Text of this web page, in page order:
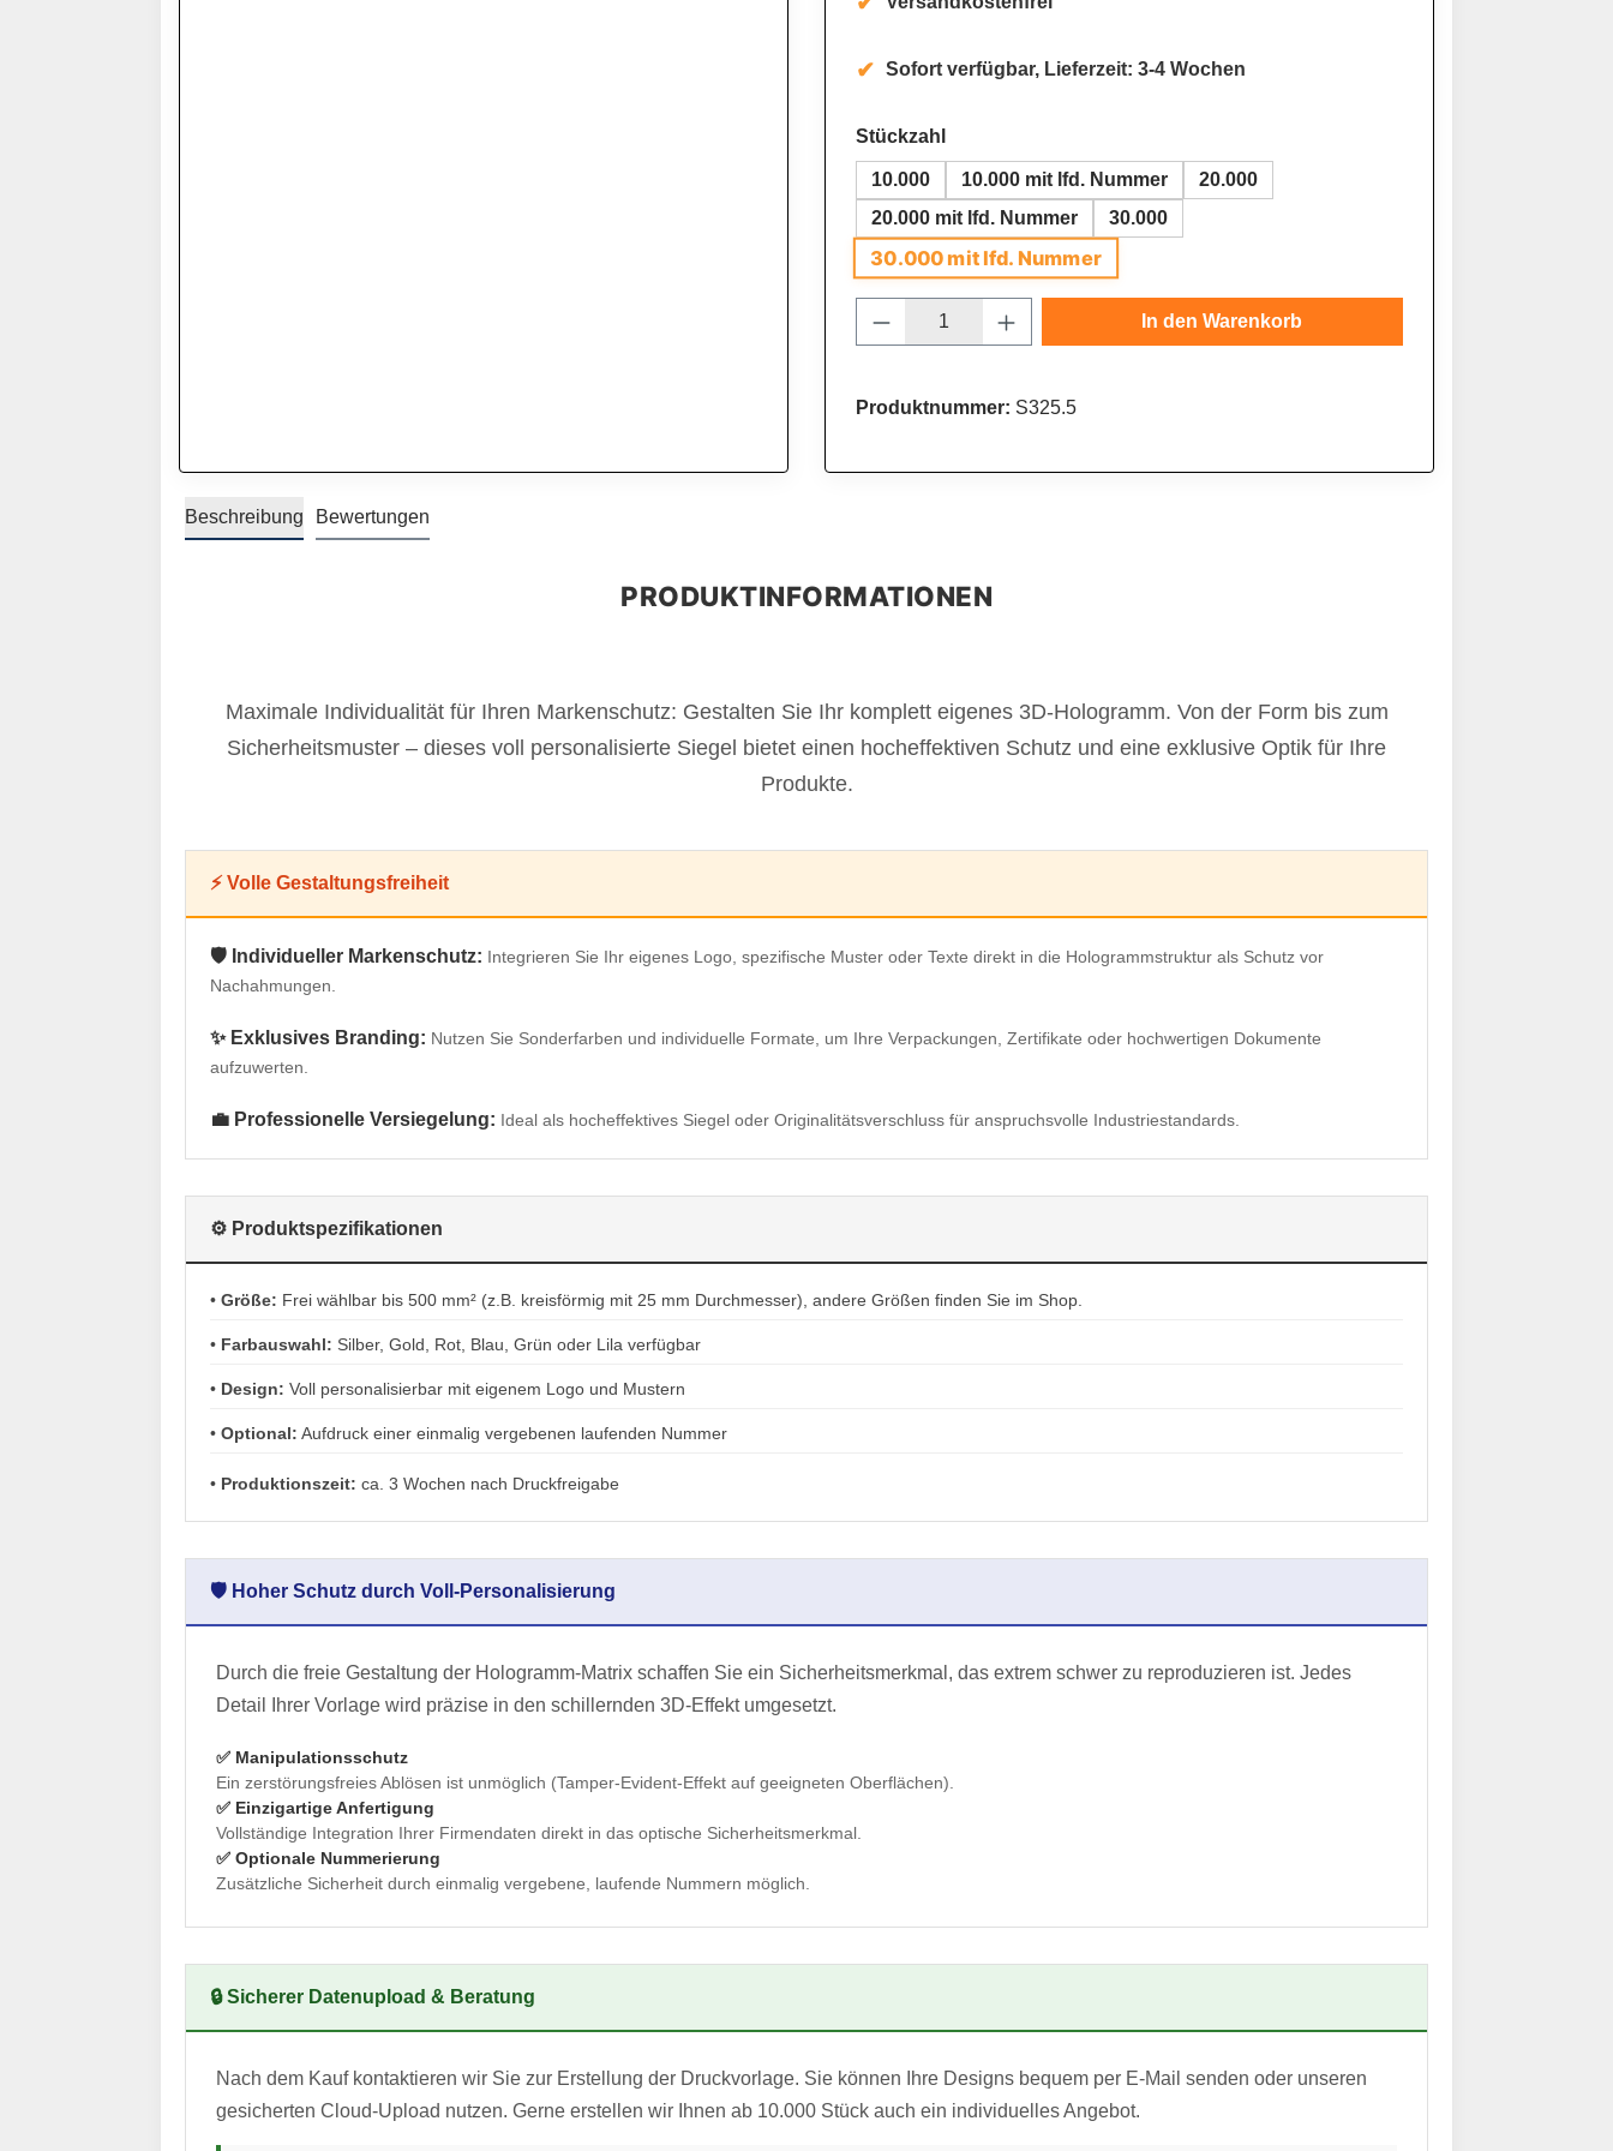
Sofort verfügbar, Lieferzeit: 3-4 Wochen
Stückzahl auswählen
10.000 10.000 mit lfd. Nummer
20.000
20.000 mit lfd. Nummer
30.000
30.000 mit lfd. Nummer
Produkt Anzahl: Gib den gewünschten Wert ein oder
In den Warenkorb
Produktnummer: S325.5
Beschreibung Bewertungen
Maximale Individualität für Ihren Markenschutz: Gestalten Sie Ihr komplett eigenes 3D-Hologramm. Von der Form bis zum
Sicherheitsmuster – dieses voll personalisierte Siegel bietet einen hocheffektiven Schutz und eine exklusive Optik für Ihre
Produkte.
⚡ Volle Gestaltungsfreiheit
🛡️ Individueller Markenschutz: Integrieren Sie Ihr eigenes Logo, spezifische Muster oder Texte direkt in die Hologrammstruktur als Schutz vor
Nachahmungen.
✨ Exklusives Branding: Nutzen Sie Sonderfarben und individuelle Formate, um Ihre Verpackungen, Zertifikate oder hochwertigen Dokumente
aufzuwerten.
💼 Professionelle Versiegelung: Ideal als hocheffektives Siegel oder Originalitätsverschluss für anspruchsvolle Industriestandards.
⚙️ Produktspezifikationen
•Größe: Frei wählbar bis 500 mm² (z.B. kreisförmig mit 25 mm Durchmesser), andere Größen finden Sie im Shop.
• Farbauswahl: Silber, Gold, Rot, Blau, Grün oder Lila verfügbar
• Design: Voll personalisierbar mit eigenem Logo und Mustern
•Optional: Aufdruck einer einmalig vergebenen laufenden Nummer
• Produktionszeit: ca. 3 Wochen nach Druckfreigabe
🛡️ Hoher Schutz durch Voll-Personalisierung
Durch die freie Gestaltung der Hologramm-Matrix schaffen Sie ein Sicherheitsmerkmal, das extrem schwer zu reproduzieren ist. Jedes
Detail Ihrer Vorlage wird präzise in den schillernden 3D-Effekt umgesetzt.
✅ Manipulationsschutz
Ein zerstörungsfreies Ablösen ist unmöglich (Tamper-Evident-Effekt auf geeigneten Oberflächen).
✅ Einzigartige Anfertigung
Vollständige Integration Ihrer Firmendaten direkt in das optische Sicherheitsmerkmal.
✅ Optionale Nummerierung
Zusätzliche Sicherheit durch einmalig vergebene, laufende Nummern möglich.
🔒 Sicherer Datenupload & Beratung
Nach dem Kauf kontaktieren wir Sie zur Erstellung der Druckvorlage. Sie können Ihre Designs bequem per E-Mail senden oder unseren
gesicherten Cloud-Upload nutzen. Gerne erstellen wir Ihnen ab 10.000 Stück auch ein individuelles Angebot.